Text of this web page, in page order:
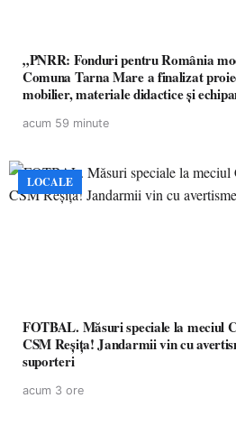
„PNRR: Fonduri pentru România
Comuna Tarna Mare a finalizat
mobilier, materiale didactice și
acum 59 minute
LOCALE
FOTBAL. Măsuri speciale la meciul
CSM Reșița! Jandarmii vin cu
suporteri
acum 3 ore